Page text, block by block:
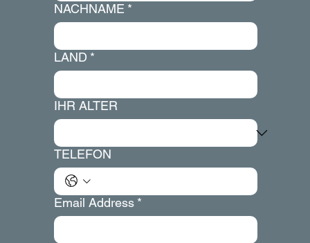
NACHNAME *
LAND *
IHR ALTER
TELEFON
Email Address *